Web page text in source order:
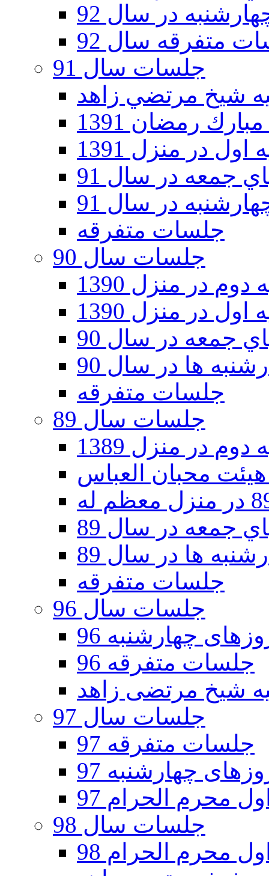
در سال 92
متفرقه سال 92
جلسات سال 91
رمضان 1391
در منزل 1391
جمعه در سال 91
در سال 91
جلسات متفرقه
جلسات سال 90
در منزل 1390
در منزل 1390
جمعه در سال 90
ها در سال 90
جلسات متفرقه
جلسات سال 89
در منزل 1389
جمعه در سال 89
ها در سال 89
جلسات متفرقه
جلسات سال 96
چهارشنبه 96
جلسات متفرقه 96
جلسات سال 97
جلسات متفرقه 97
چهارشنبه 97
محرم الحرام 97
جلسات سال 98
محرم الحرام 98